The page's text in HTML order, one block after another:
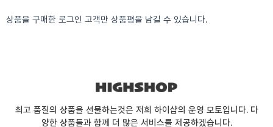
상품을 구매한 로그인 고객만 상품평을 남길 수 있습니다.
최고 품질의 상품을 선물하는것은 저희 하이샵의 운영 모토입니다. 다
양한 상품들과 함께 더 많은 서비스를 제공하겠습니다.